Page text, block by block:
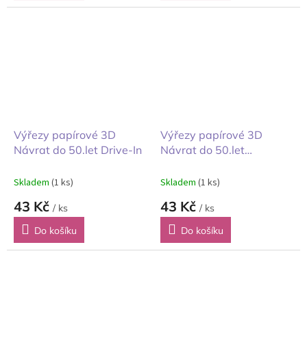
Výřezy papírové 3D
Návrat do 50.let Drive-In
Skladem (1 ks)
43 Kč / ks
Do košíku
Výřezy papírové 3D
Návrat do 50.let
Skladem (1 ks)
43 Kč / ks
Do košíku